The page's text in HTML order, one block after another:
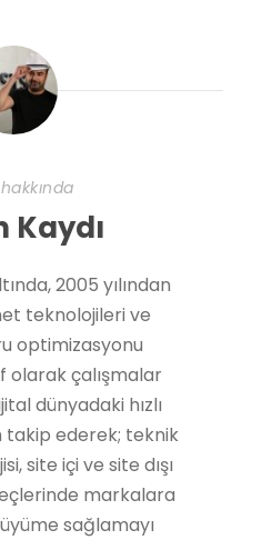
Kaydı
2005 yılından
teknolojileri ve
optimizasyonu
olarak çalışmalar
dünyadaki hızlı
takip ederek; teknik
site içi ve site dışı
markalara
sağlamayı